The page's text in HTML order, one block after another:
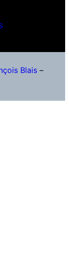
Blais–